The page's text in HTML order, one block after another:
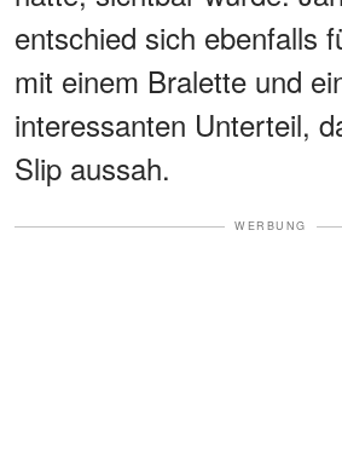
entschied sich ebenfalls
mit einem Bralette und
interessanten Unterteil,
Slip aussah.
WERBUNG